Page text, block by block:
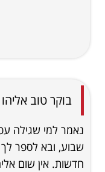
בוקר טוב אליהו
נאמר למי שגילה
שבוע, ובא לספר
חדשות. אין שום